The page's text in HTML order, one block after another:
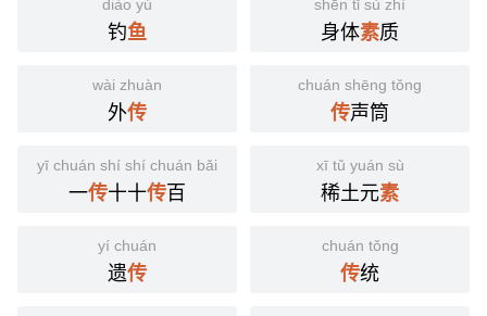
diào yú
钓鱼
shēn tǐ sù zhì
身体素质
wài zhuàn
外传
chuán shēng tǒng
传声筒
yī chuán shí shí chuán bǎi
一传十十传百
xī tǔ yuán sù
稀土元素
yí chuán
遗传
chuán tǒng
传统